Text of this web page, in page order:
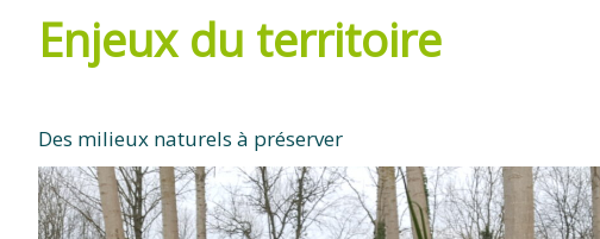
TITRE)
Enjeux du territoire
Des milieux naturels à préserver